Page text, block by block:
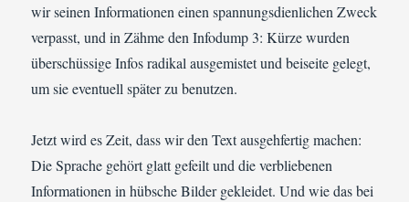
wir seinen Informationen einen spannungsdienlichen Zweck
verpasst, und in Zähme den Infodump 3: Kürze wurden
überschüssige Infos radikal ausgemistet und beiseite gelegt,
um sie eventuell später zu benutzen.
Jetzt wird es Zeit, dass wir den Text ausgehfertig machen:
Die Sprache gehört glatt gefeilt und die verbliebenen
Informationen in hübsche Bilder gekleidet. Und wie das bei